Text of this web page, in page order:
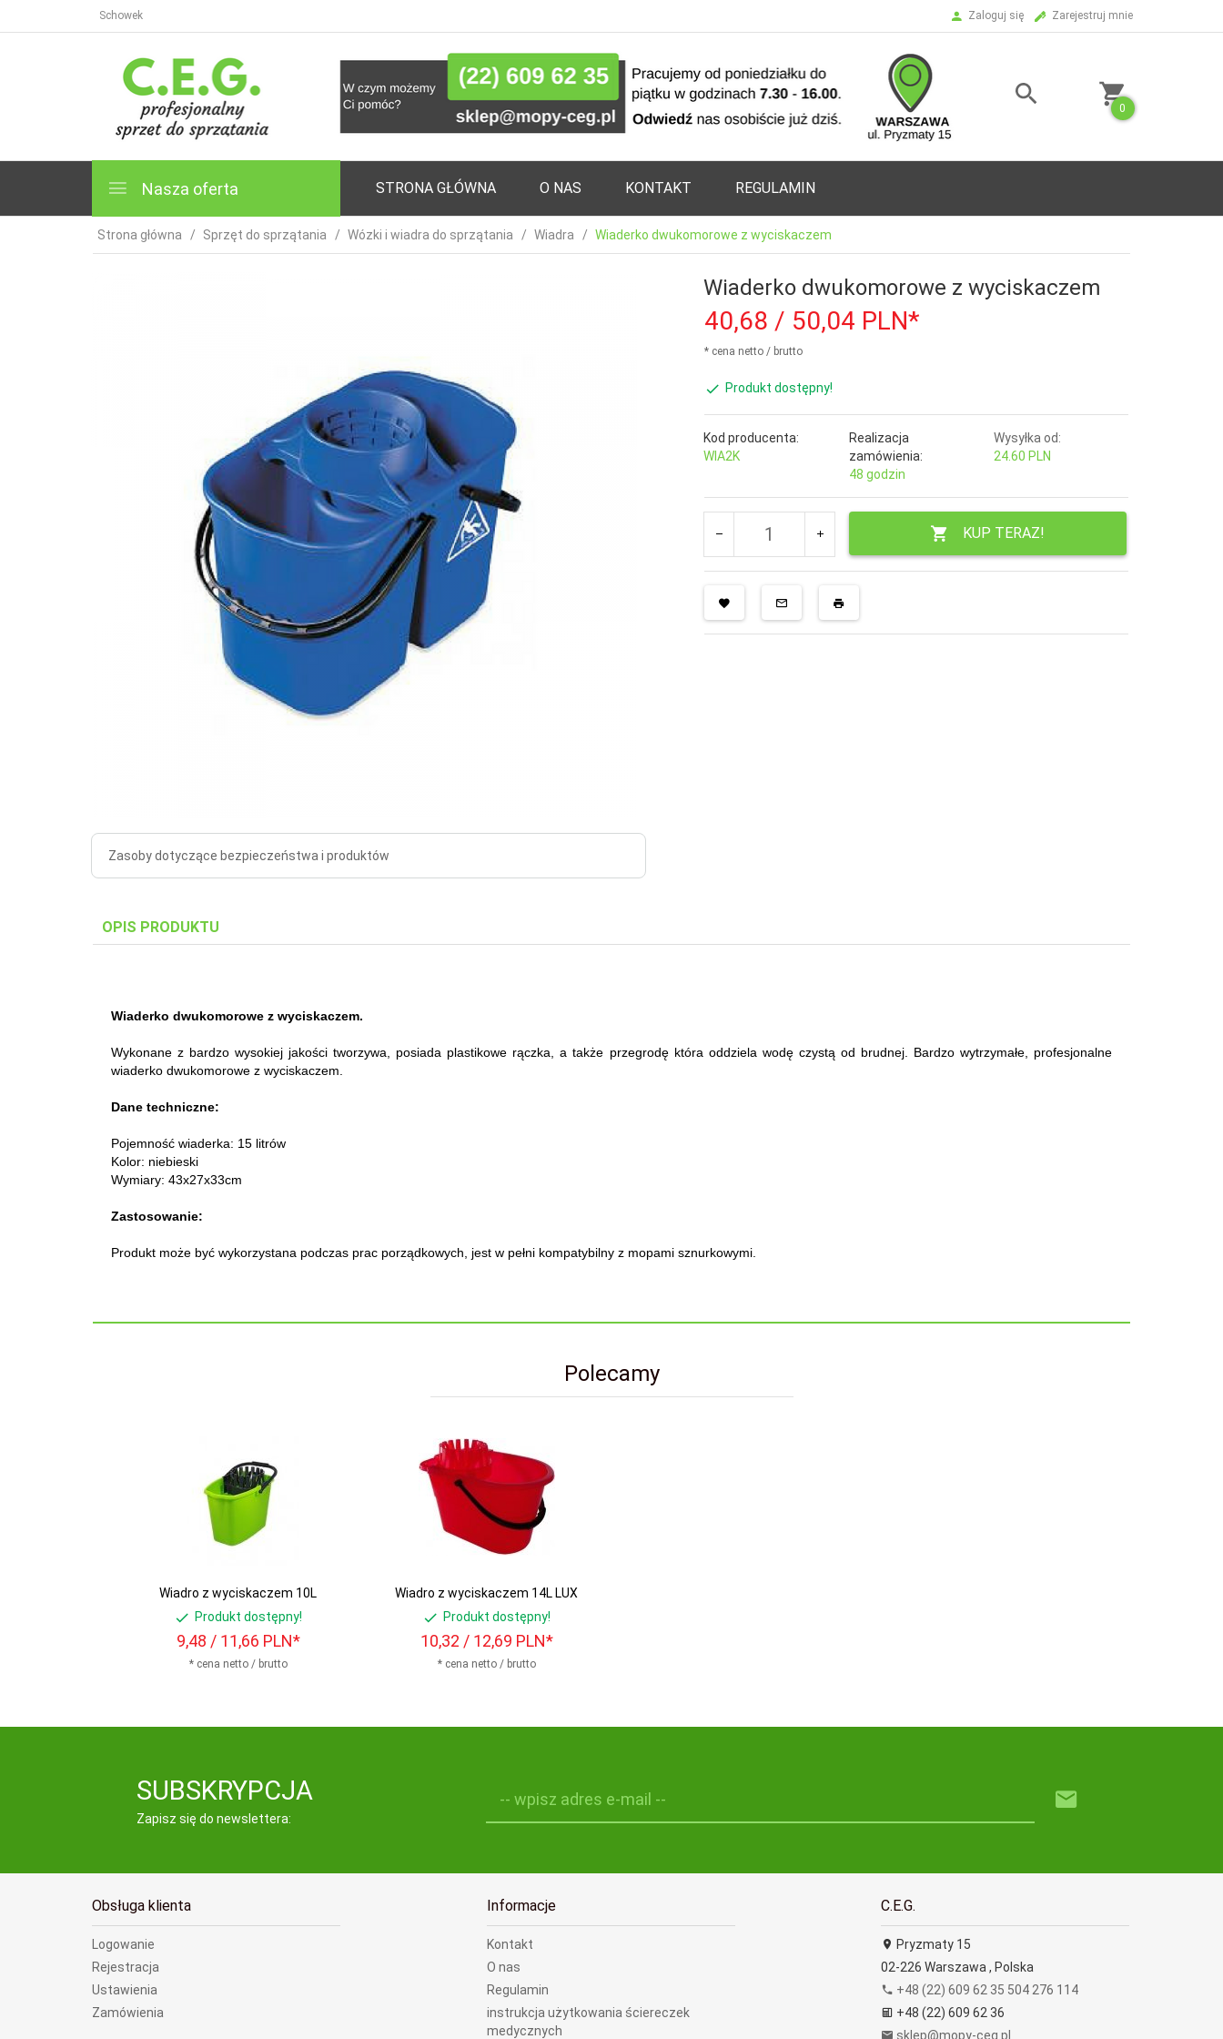
Schowek Zaloguj się Zarejestruj mnie
0
Nasza oferta STRONA GŁÓWNA O NAS KONTAKT REGULAMIN
Strona główna Sprzęt do sprzątania Wózki i wiadra do sprzątania Wiadra Wiaderko dwukomorowe z wyciskaczem
Zasoby dotyczące bezpieczeństwa i produktów
Wiaderko dwukomorowe z wyciskaczem
40,68 / 50,04 PLN*
* cena netto / brutto
Produkt dostępny!
Kod producenta:
WIA2K
Realizacja
zamówienia:
48 godzin
Wysyłka od:
24.60 PLN
KUP TERAZ!
OPIS PRODUKTU
Wiaderko dwukomorowe z wyciskaczem.
Wykonane z bardzo wysokiej jakości tworzywa, posiada plastikowe rączka, a także przegrodę która oddziela wodę czystą od brudnej. Bardzo wytrzymałe, profesjonalne
wiaderko dwukomorowe z wyciskaczem.
Dane techniczne:
Pojemność wiaderka: 15 litrów
Kolor: niebieski
Wymiary: 43x27x33cm
Zastosowanie:
Produkt może być wykorzystana podczas prac porządkowych, jest w pełni kompatybilny z mopami sznurkowymi.
Polecamy
Wiadro z wyciskaczem 10L
Produkt dostępny!
9,48 / 11,66 PLN*
* cena netto / brutto
Wiadro z wyciskaczem 14L LUX
Produkt dostępny!
10,32 / 12,69 PLN*
* cena netto / brutto
SUBSKRYPCJA
Zapisz się do newslettera:
-- wpisz adres e-mail --
Obsługa klienta
Logowanie
Rejestracja
Ustawienia
Zamówienia
Informacje
Kontakt
O nas
Regulamin
instrukcja użytkowania ściereczek
medycznych
C.E.G.
Pryzmaty 15
02-226 Warszawa , Polska
+48 (22) 609 62 35 504 276 114
+48 (22) 609 62 36
sklep@mopy-ceg.pl